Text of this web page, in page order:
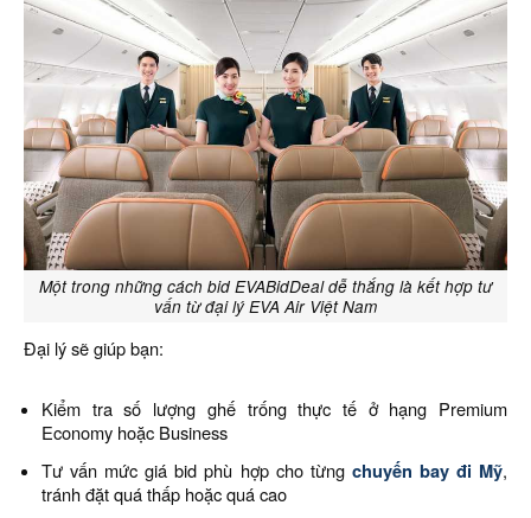
Một trong những cách bid EVABidDeal dễ thắng là kết hợp tư
vấn từ đại lý EVA Air Việt Nam
Đại lý sẽ giúp bạn:
Kiểm tra số lượng ghế trống thực tế ở hạng Premium
Economy hoặc Business
Tư vấn mức giá bid phù hợp cho từngchuyến bay đi Mỹ,
tránh đặt quá thấp hoặc quá cao